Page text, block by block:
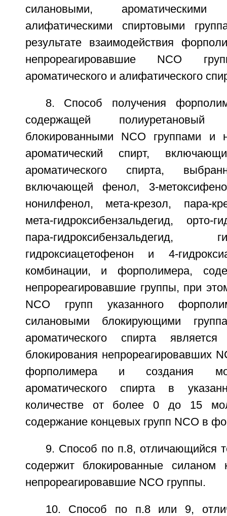
силановыми,
алифатическими спиртовыми
результате взаимодействия
непрореагировавшие NCO
ароматического и алифатического
8. Способ получения
содержащей
блокированными NCO группами и
ароматический спирт,
ароматического спирта,
включающей фенол, 3-
нонилфенол, мета-крезол, пара-
мета-гидроксибензальдегид, орто-
пара-
гидроксиацетофенон и 4-
комбинации, и форполимера,
непрореагировавшие группы, при
NCO групп указанного
силановыми блокирующими
ароматического спирта
блокирования непрореагировавших
форполимера и создания
ароматического спирта в
количестве от более 0 до 15
содержание концевых групп NCO в
9. Способ по п.8, отличающийся
содержит блокированные силаном
непрореагировавшие NCO группы.
10. Способ по п.8 или 9,